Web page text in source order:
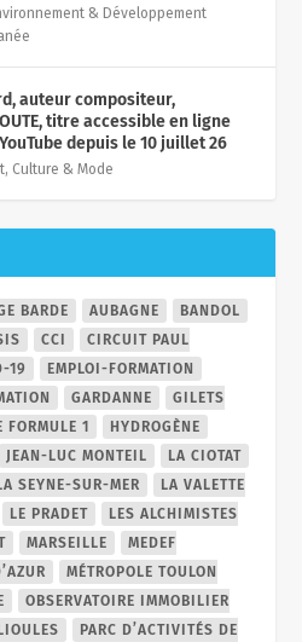
& Développement
auteur compositeur,
titre accessible en ligne
depuis le 10 juillet 26
Culture & Mode
BARDE AUBAGNE
BANDOL
CCI
CIRCUIT PAUL
19
EMPLOI-FORMATION
GARDANNE
GILETS
FORMULE 1
HYDROGÈNE
JEAN-LUC MONTEIL
LA CIOTAT
SEYNE-SUR-MER
LA VALETTE
LE PRADET
LES ALCHIMISTES
MARSEILLE
MEDEF
MÉTROPOLE TOULON
OBSERVATOIRE IMMOBILIER
PARC D’ACTIVITÉS DE